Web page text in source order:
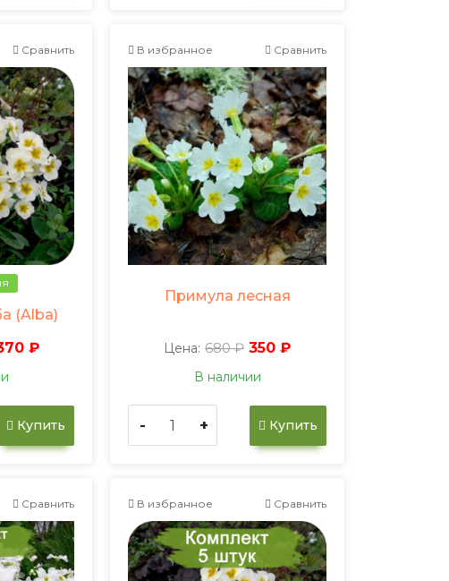
Сравнить
(Alba)
₽
Купить
В избранное Сравнить
Примула лесная
Цена: 680 ₽ 350 ₽
В наличии
- + Купить
Сравнить В избранное Сравнить